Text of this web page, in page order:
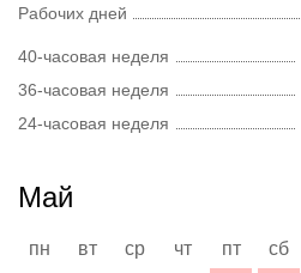
Рабочих дней
40-часовая неделя
36-часовая неделя
24-часовая неделя
Май
пн вт ср чт пт сб